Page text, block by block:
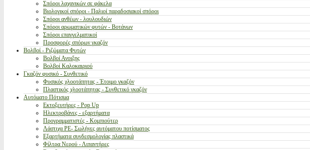
Σπόροι λαχανικών σε φάκελα
Βιολογικοί σπόροι - Παλιοί παραδοσιακοί σπόροι
Σπόροι ανθέων - λουλουδιών
Σπόροι αρωματικών φυτών - Βοτάνων
Σπόροι επαγγελματικοί
Προσφορές σπόρων γκαζόν
Βολβοί - Ριζώματα Φυτών
Βολβοί Ανοιξης
Βολβοί Καλοκαιριού
Γκαζόν φυσικό - Συνθετικό
Φυσικός χλοοτάπητας - Έτοιμο γκαζόν
Πλαστικός χλοοτάπητας - Συνθετικό γκαζόν
Αυτόματο Πότισμα
Εκτοξευτήρες - Pop Up
Ηλεκτροβάνες - εξαρτήματα
Προγραμματιστές - Κομπιούτερ
Λάστιχα PE- Σωλήνες αυτόματου ποτίσματος
Εξαρτήματα συνδεσμολογίας πλαστικά
Φίλτρα Νερού - Λιπαντήρες